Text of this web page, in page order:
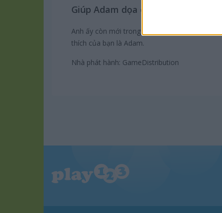
I want
Giúp Adam dọa càng nhiều người
Anh ấy còn mới trong vai trò này và cần sự
thích của bạn là Adam.
Nhà phát hành: GameDistribution